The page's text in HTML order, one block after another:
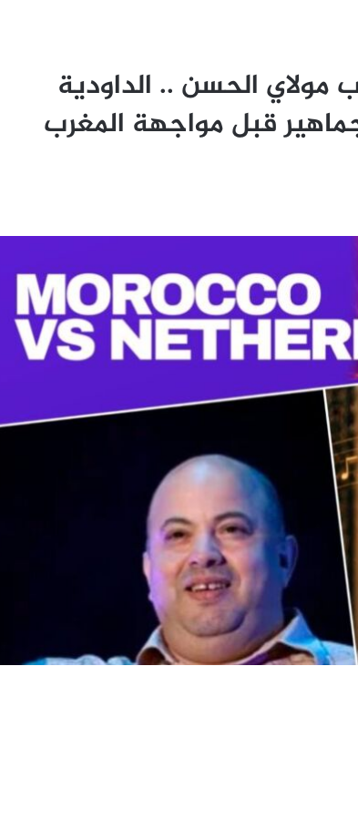
الحسن .. الداودية
قبل مواجهة المغرب